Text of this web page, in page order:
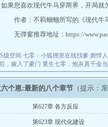
如果您喜欢现代牛马穿两界，开局就
作者：不羁蝈蝈所写的《现代牛
无弹窗推荐地址：https://
级空间 七零：小狐狸崽在线找爹 彪悍
，嫁入了豪门 重生七零，炮灰真千金
个崽:最新的八个章节 （提示：
第627章 各方反应
第623章 现代化建设